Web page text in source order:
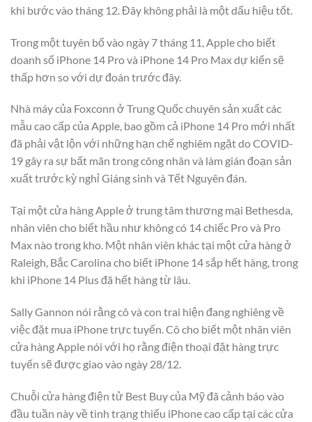
khi bước vào tháng 12. Đây không phải là một dấu hiệu tốt.
Trong một tuyên bố vào ngày 7 tháng 11, Apple cho biết
doanh số iPhone 14 Pro và iPhone 14 Pro Max dự kiến sẽ
thấp hơn so với dự đoán trước đây.
Nhà máy của Foxconn ở Trung Quốc chuyên sản xuất các
mẫu cao cấp của Apple, bao gồm cả iPhone 14 Pro mới nhất
đã phải vật lộn với những hạn chế nghiêm ngặt do COVID-
19 gây ra sự bất mãn trong công nhân và làm gián đoạn sản
xuất trước kỳ nghỉ Giáng sinh và Tết Nguyên đán.
Tại một cửa hàng Apple ở trung tâm thương mại Bethesda,
nhân viên cho biết hầu như không có 14 chiếc Pro và Pro
Max nào trong kho. Một nhân viên khác tại một cửa hàng ở
Raleigh, Bắc Carolina cho biết iPhone 14 sắp hết hàng, trong
khi iPhone 14 Plus đã hết hàng từ lâu.
Sally Gannon nói rằng cô và con trai hiện đang nghiêng về
việc đặt mua iPhone trực tuyến. Cô cho biết một nhân viên
cửa hàng Apple nói với họ rằng điện thoại đặt hàng trực
tuyến sẽ được giao vào ngày 28/12.
Chuỗi cửa hàng điện tử Best Buy của Mỹ đã cảnh báo vào
đầu tuần này về tình trạng thiếu iPhone cao cấp tại các cửa